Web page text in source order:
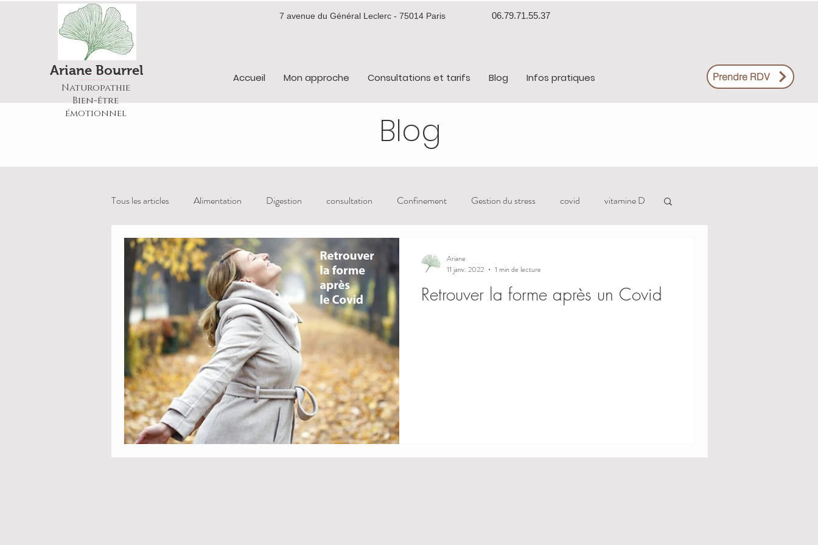
7 avenue du Général Leclerc - 75014 Paris 06.79.71.55.37
Prendre RDV
Accueil Mon approche Consultations et tarifs Blog Infos pratiques
Ariane Bourrel
Naturopathie
Bien-être
émotionnel
Blog
Tous les articles Alimentation Digestion consultation Confinement Gestion du stress covid vitamine D
antioxydants eczéma maladie de peau detox
Retrouver la forme après un Covid
Ariane
11 janv. 2022
1 min de lecture